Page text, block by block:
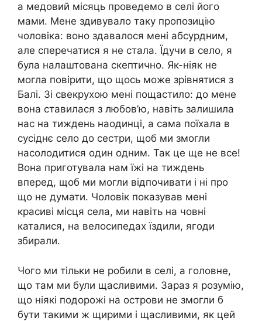
а медовий місяць проведемо в селі його
мами. Мене здивувало таку пропозицію
чоловіка: воно здавалося мені абсурдним,
але сперечатися я не стала. Їдучи в село, я
була налаштована скептично. Як-ніяк не
могла повірити, що щось може зрівнятися з
Балі. Зі свекрухою мені пощастило: до мене
вона ставилася з любов’ю, навіть залишила
нас на тиждень наодинці, а сама поїхала в
сусіднє село до сестри, щоб ми змогли
насолодитися один одним. Так це ще не все!
Вона приготувала нам їжі на тиждень
вперед, щоб ми могли відпочивати і ні про
що не думати. Чоловік показував мені
красиві місця села, ми навіть на човні
каталися, на велосипедах їздили, ягоди
збирали.
Чого ми тільки не робили в селі, а головне,
що там ми були щасливими. Зараз я розумію,
що ніякі подорожі на острови не змогли б
бути такими ж щирими і щасливими, як цей